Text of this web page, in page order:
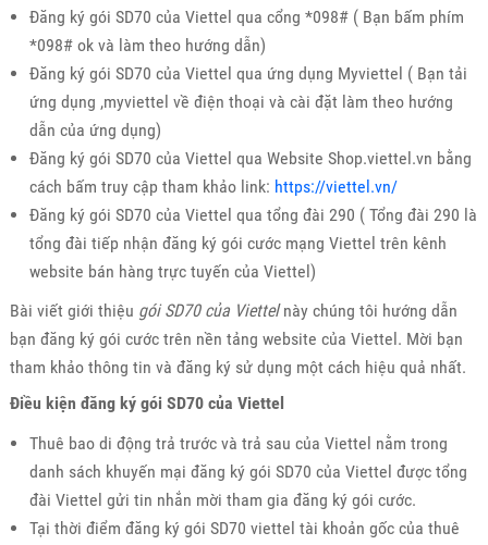
Đăng ký gói SD70 của Viettel qua cổng *098# ( Bạn bấm phím
*098# ok và làm theo hướng dẫn)
Đăng ký gói SD70 của Viettel qua ứng dụng Myviettel ( Bạn tải
ứng dụng ,myviettel về điện thoại và cài đặt làm theo hướng
dẫn của ứng dụng)
Đăng ký gói SD70 của Viettel qua Website Shop.viettel.vn bằng
cách bấm truy cập tham khảo link: https://viettel.vn/
Đăng ký gói SD70 của Viettel qua tổng đài 290 ( Tổng đài 290 là
tổng đài tiếp nhận đăng ký gói cước mạng Viettel trên kênh
website bán hàng trực tuyến của Viettel)
Bài viết giới thiệu gói SD70 của Viettelnày chúng tôi hướng dẫn
bạn đăng ký gói cước trên nền tảng website của Viettel. Mời bạn
tham khảo thông tin và đăng ký sử dụng một cách hiệu quả nhất.
Điều kiện đăng ký gói SD70 của Viettel
Thuê bao di động trả trước và trả sau của Viettel nằm trong
danh sách khuyến mại đăng ký gói SD70 của Viettel được tổng
đài Viettel gửi tin nhắn mời tham gia đăng ký gói cước.
Tại thời điểm đăng ký gói SD70 viettel tài khoản gốc của thuê